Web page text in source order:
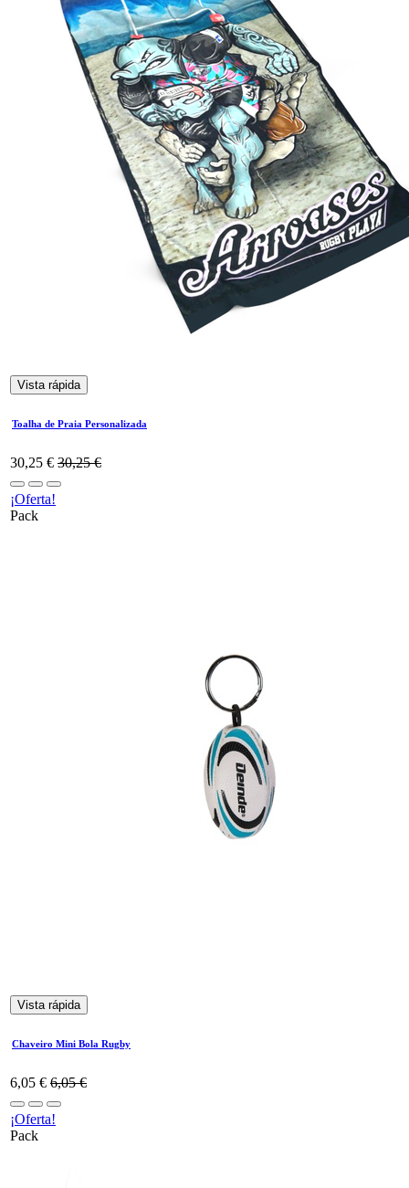
Vista rápida
Toalha de Praia Personalizada
30,25 € 30,25€
¡Oferta!
Pack
Vista rápida
Chaveiro Mini Bola Rugby
6,05 € 6,05€
¡Oferta!
Pack